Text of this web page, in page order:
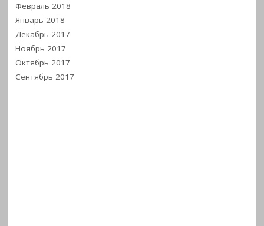
Февраль 2018
Январь 2018
Декабрь 2017
Ноябрь 2017
Октябрь 2017
Сентябрь 2017